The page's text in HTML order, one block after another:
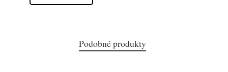
Podobné produkty